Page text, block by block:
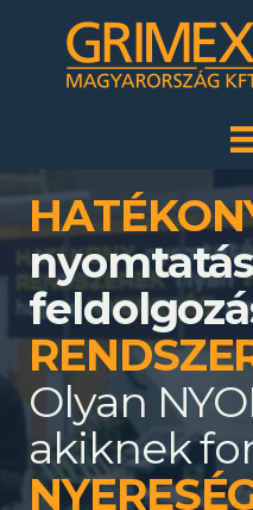
Olyan
akiknek